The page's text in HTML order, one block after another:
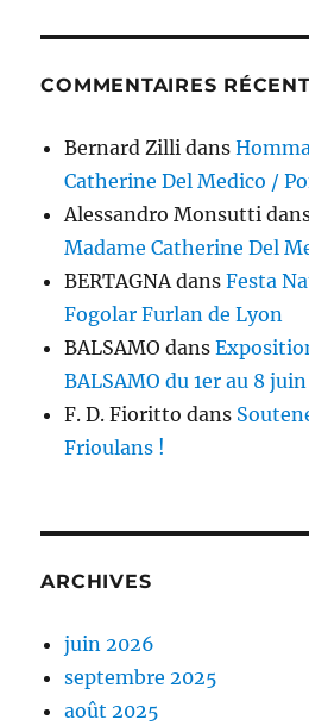
COMMENTAIRES
Bernard Zilli dans
Catherine Del Medico /
Alessandro Monsutti
Madame Catherine Del
BERTAGNAdansFesta
Fogolar Furlan de Lyon
BALSAMO dans
BALSAMO du 1er au 8
F. D. Fioritto dans
Frioulans !
ARCHIVES
juin 2026
septembre 2025
août 2025